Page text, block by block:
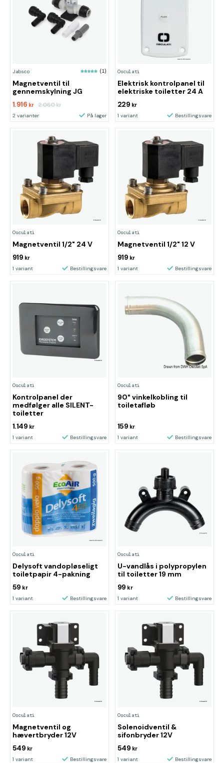
Jabsco (1)
Magnetventil til
gennemskylning JG
1.916 kr 2.060kr
2 varianter På lager
Osculati
Elektrisk kontrolpanel til
elektriske toiletter 24 A
229 kr
1 variant Bestillingsvare
Osculati
Magnetventil 1/2" 24 V
919 kr
1 variant Bestillingsvare
Osculati
Magnetventil 1/2" 12 V
919 kr
1 variant Bestillingsvare
Osculati
Kontrolpanel der
medfølger alle SILENT-
toiletter
1.149 kr
1 variant Bestillingsvare
Osculati
90° vinkelkobling til
toiletafløb
159 kr
1 variant Bestillingsvare
Osculati
Delysoft vandopløseligt
toiletpapir 4-pakning
59 kr
1 variant Bestillingsvare
Osculati
U-vandlås i polypropylen
til toiletter 19 mm
99 kr
1 variant Bestillingsvare
Osculati
Magnetventil og
hævertbryder 12V
549 kr
1 variant Bestillingsvare
Osculati
Solenoidventil &
sifonbryder 12V
549 kr
1 variant Bestillingsvare